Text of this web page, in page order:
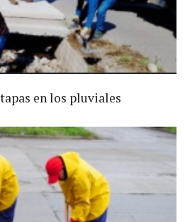
en los pluviales